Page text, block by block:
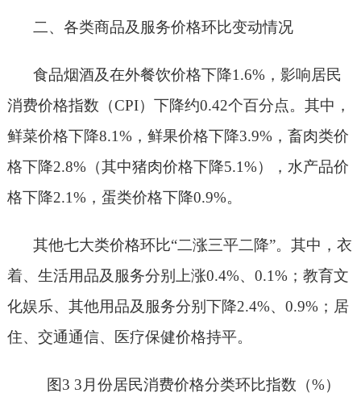
二、各类商品及服务价格环比变动情况
食品烟酒及在外餐饮价格下降1.6%，影响居民
消费价格指数（CPI） 下降约0.42个百分点。其中，
鲜菜价格下降8.1%， 鲜果价格下降3.9%， 畜肉类价
格下降2.8%（其中猪肉价格下降5.1%） ， 水产品价
格下降2.1%，蛋类价格下降0.9%。
其他七大类价格环比“二涨三平二降”。其中， 衣
着、 生活用品及服务分别上涨0.4%、0.1%；教育文
化娱乐、其他用品及服务分别下降2.4%、0.9%； 居
住、 交通通信、 医疗保健价格持平。
图3 3月份居民消费价格分类环比指数 （%）